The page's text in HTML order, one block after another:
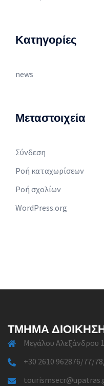
Kατηγορίες
news
Μεταστοιχεία
Σύνδεση
Ροή καταχωρίσεων
Ροή σχολίων
WordPress.org
ΤΜΉΜΑ
Μεγάλου Αλεξάνδρου
+30 2610 962876/77/